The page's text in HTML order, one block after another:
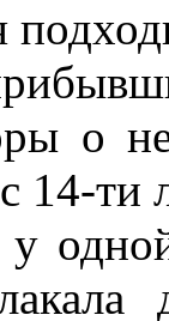
о
14-ти